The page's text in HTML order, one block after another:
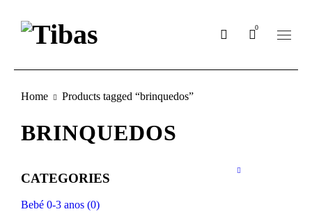
0
Home Products tagged “brinquedos”
BRINQUEDOS
CATEGORIES
Bebé 0-3 anos (0)